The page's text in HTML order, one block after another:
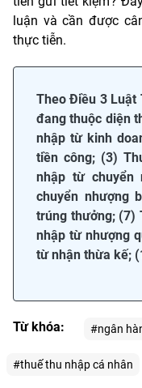
luận và cần được
thực tiễn.
Theo Điều 3 Luật
đang thuộc diện
nhập từ kinh
tiền công; (3)
nhập từ chuyển
chuyển nhượng
trúng thưởng; (7)
nhập từ nhượng
từ nhận thừa kế;
Từ khóa: #ngân
#thuế thu nhập cá nhân